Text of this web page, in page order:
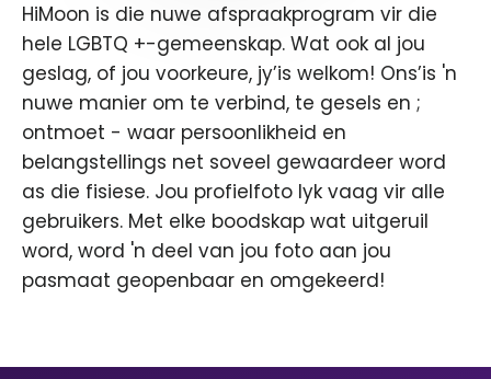
HiMoon is die nuwe afspraakprogram vir die
hele LGBTQ +-gemeenskap. Wat ook al jou
geslag, of jou voorkeure, jy’is welkom! Ons’is 'n
nuwe manier om te verbind, te gesels en ;
ontmoet - waar persoonlikheid en
belangstellings net soveel gewaardeer word
as die fisiese. Jou profielfoto lyk vaag vir alle
gebruikers. Met elke boodskap wat uitgeruil
word, word 'n deel van jou foto aan jou
pasmaat geopenbaar en omgekeerd!